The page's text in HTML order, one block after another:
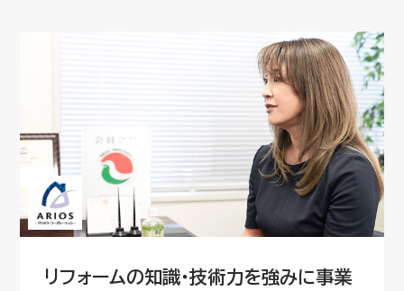
リフォームの知識・技術力を強みに事業